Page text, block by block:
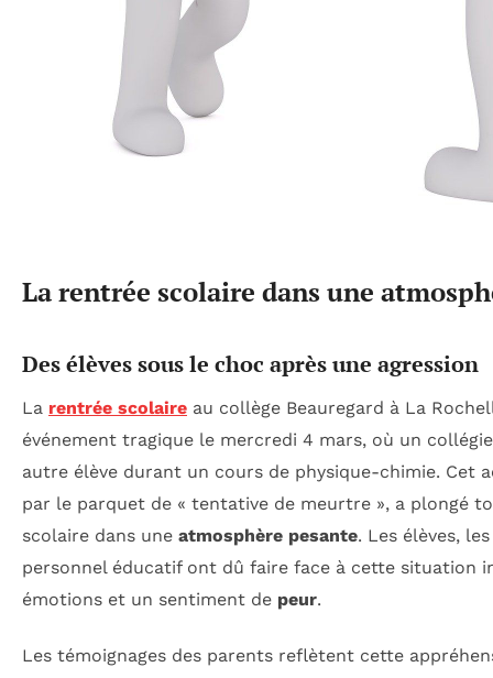
La rentrée scolaire dans une
Des élèves sous le choc après une agression
La rentrée scolaire au collège Beauregard à La
événement tragique le mercredi 4 mars, où un
autre élève durant un cours de physique-chimie. Cet
par le parquet de « tentative de meurtre », a plongé
scolaire dans une atmosphère pesante. Les élèves,
personnel éducatif ont dû faire face à cette situation
émotions et un sentiment de peur.
Les témoignages des parents reflètent cette